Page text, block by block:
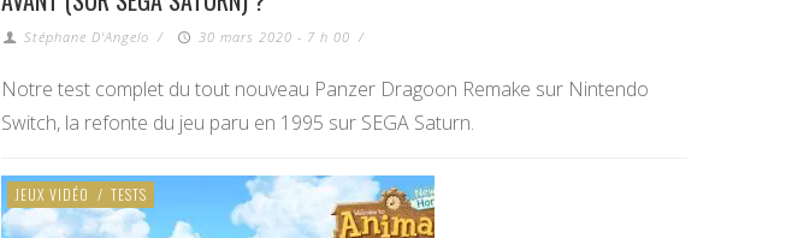
Stéphane D'Angelo / 30 mars 2020 - 7 h 00 /
Notre test complet du tout nouveau Panzer Dragoon Remake sur Nintendo
Switch, la refonte du jeu paru en 1995 sur SEGA Saturn.
JEUX VIDÉO / TESTS